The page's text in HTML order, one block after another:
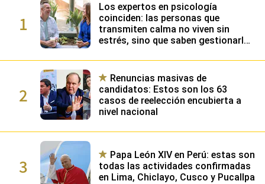
1
Los expertos en psicología
coinciden: las personas que
transmiten calma no viven sin
estrés, sino que saben gestionarlo
emocional
2
Renuncias masivas de
candidatos: Estos son los 63
casos de reelección encubierta a
nivel nacional
3
Papa León XIV en Perú: estas son
todas las actividades confirmadas
en Lima, Chiclayo, Cusco y Pucallpa